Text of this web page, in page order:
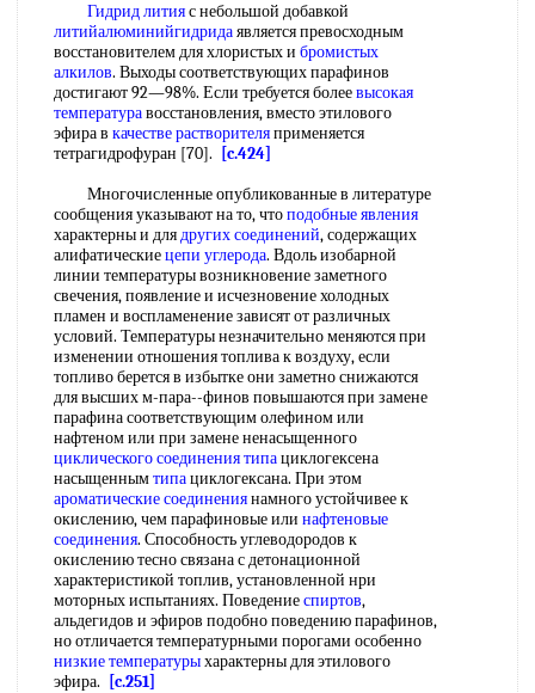
Гидрид литияс небольшой добавкой
литийалюминийгидридаявляется превосходным
восстановителем для хлористых и бромистых
алкилов. Выходы соответствующих парафинов
достигают 92—98%. Если требуется болеевысокая
температуравосстановления, вместо этилового
эфира в качестве растворителяприменяется
тетрагидрофуран [70].
[c.424]
Многочисленные опубликованные в литературе
сообщения указывают на то, чтоподобные явления
характерны и длядругих соединений, содержащих
алифатическиецепи углерода. Вдоль изобарной
линии температуры возникновение заметного
свечения, появление и исчезновение холодных
пламен и воспламенение зависят от различных
условий. Температуры незначительно меняются при
изменении отношения топлива к воздуху, если
топливо берется в избытке они заметно снижаются
для высших м-пара--финов повышаются при замене
парафина соответствующим олефином или
нафтеном или при замене ненасыщенного
циклического соединениятипациклогексена
насыщеннымтипациклогексана. При этом
ароматические соединениянамного устойчивее к
окислению, чем парафиновые или нафтеновые
соединения. Способность углеводородов к
окислению тесно связана с детонационной
характеристикой топлив, установленной нри
моторных испытаниях. Поведениеспиртов,
альдегидов и эфиров подобно поведению парафинов,
но отличается температурными порогами особенно
низкие температурыхарактерны для этилового
эфира.
[c.251]